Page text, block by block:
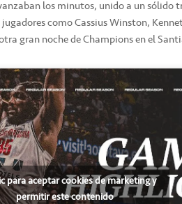
los minutos, unido a un sólido
como Cassius Winston,
gran noche de Champions en el
para aceptar cookies de marketing y
permitir este contenido